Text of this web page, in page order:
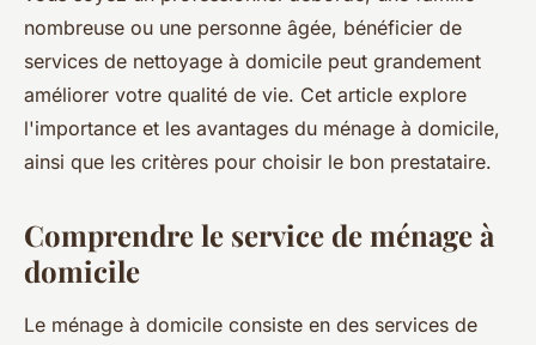
nombreuse ou une personne âgée, bénéficier de
services de nettoyage à domicile peut grandement
améliorer votre qualité de vie. Cet article explore
l'importance et les avantages du ménage à domicile,
ainsi que les critères pour choisir le bon prestataire.
Comprendre le service de ménage à
domicile
Le ménage à domicile consiste en des services de